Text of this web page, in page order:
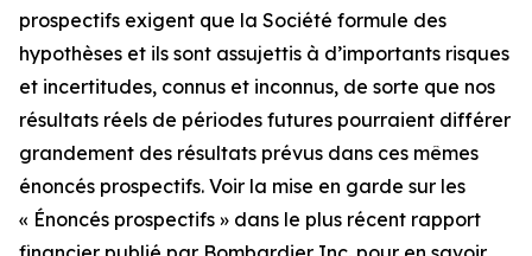
prospectifs exigent que la Société formule des
hypothèses et ils sont assujettis à d’importants risques
et incertitudes, connus et inconnus, de sorte que nos
résultats réels de périodes futures pourraient différer
grandement des résultats prévus dans ces mêmes
énoncés prospectifs. Voir la mise en garde sur les
« Énoncés prospectifs » dans le plus récent rapport